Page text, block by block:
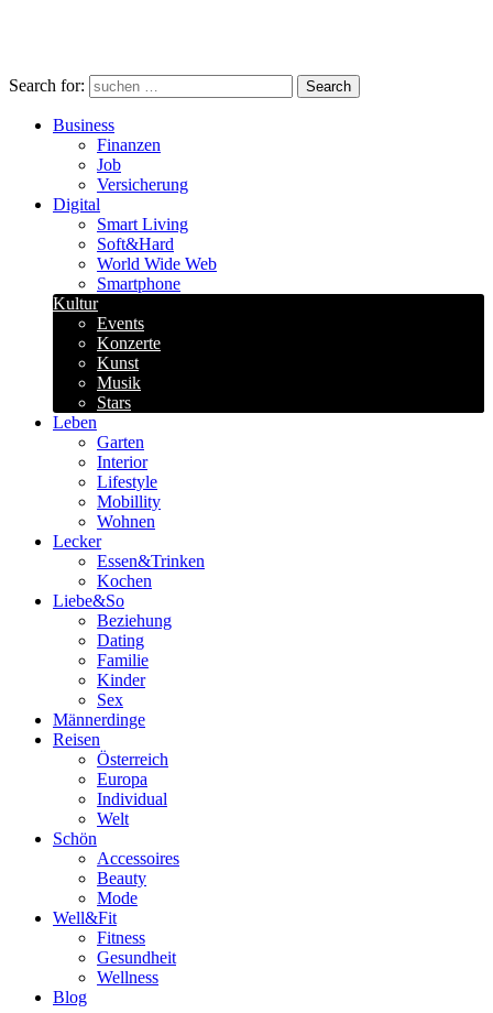
Search for: Search
Business
Finanzen
Job
Versicherung
Digital
Smart Living
Soft&Hard
World Wide Web
Smartphone
Kultur
Events
Konzerte
Kunst
Musik
Stars
Leben
Garten
Interior
Lifestyle
Mobillity
Wohnen
Lecker
Essen&Trinken
Kochen
Liebe&So
Beziehung
Dating
Familie
Kinder
Sex
Männerdinge
Reisen
Österreich
Europa
Individual
Welt
Schön
Accessoires
Beauty
Mode
Well&Fit
Fitness
Gesundheit
Wellness
Blog